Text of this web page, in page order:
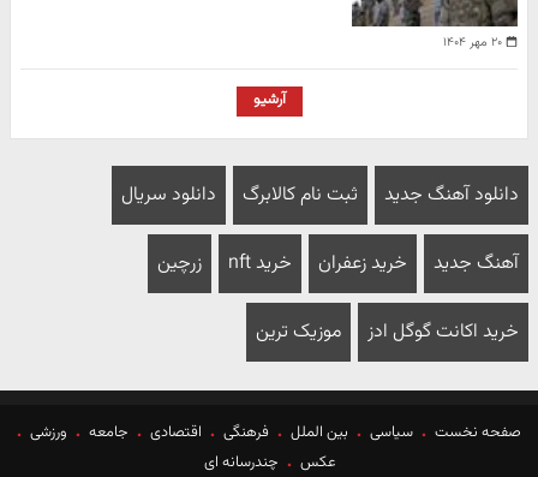
۲۰ مهر ۱۴۰۴
آرشیو
دانلود آهنگ جدید ثبت نام کالابرگ دانلود سریال
آهنگ جدید خرید زعفران خرید nft زرچین
خرید اکانت گوگل ادز موزیک ترین
صفحه نخست سیاسی بین الملل فرهنگی اقتصادی جامعه
ورزشی
عکس
چندرسانه ای